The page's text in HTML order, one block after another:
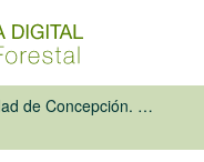
Universidad de Concepción. Facultad de Ciencias Forestales